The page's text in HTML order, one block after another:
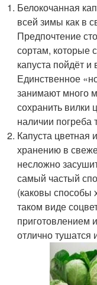
Белокочанная
всей зимы как в
Предпочтение
сортам, которые
капуста пойдёт
Единственное
занимают много
сохранить вилки
наличии погреба
Капуста цветная
хранению в
несложно
самый частый
(каковы способы
таком виде
приготовлением
отлично тушатся